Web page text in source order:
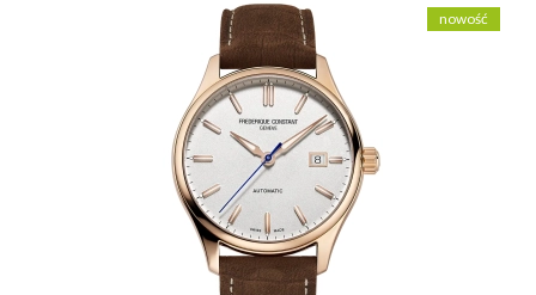
nowość